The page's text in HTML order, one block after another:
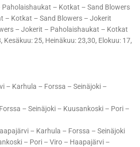
– Kotkat – Sand Blowers
– Kotkat – Sand Blowers – Jokerit
– Jokerit – Paholaishaukat – Kotkat
Kesäkuu: 25, Heinäkuu: 23,30, Elokuu: 17,
– Karhula – Forssa – Seinäjoki –
– Seinäjoki – Kuusankoski – Pori –
– Karhula – Forssa – Seinäjoki
– Pori – Viro – Haapajärvi –